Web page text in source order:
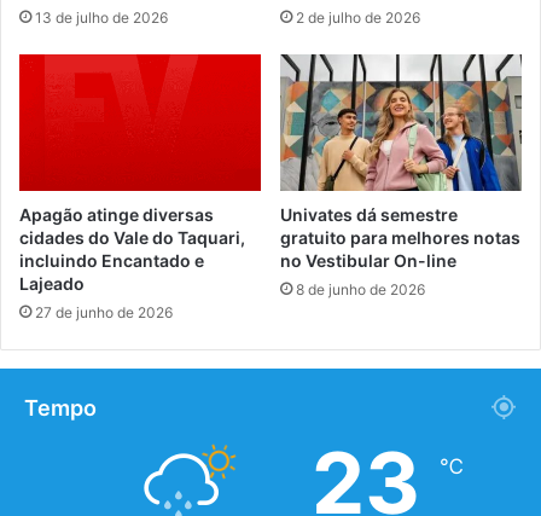
13 de julho de 2026 2 de julho de 2026
Apagão atinge diversas
cidades do Vale do Taquari,
incluindo Encantado e
Lajeado
27 de junho de 2026
Univates dá semestre
gratuito para melhores notas
no Vestibular On-line
8 de junho de 2026
Tempo
23 ℃